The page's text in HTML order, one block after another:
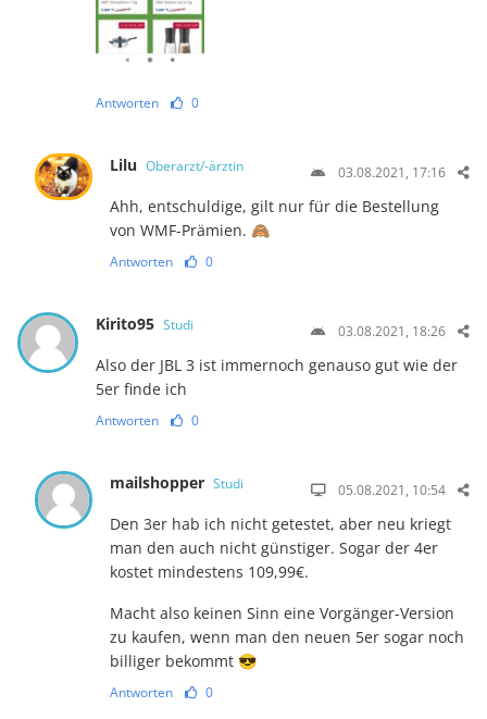
Antworten 0
Lilu Oberarzt/-ärztin 03.08.2021, 17:16
Ahh, entschuldige, gilt nur für die Bestellung
von WMF-Prämien. 🙈
Antworten 0
Kirito95 Studi 03.08.2021, 18:26
Also der JBL 3 ist immernoch genauso gut wie der
5er finde ich
Antworten 0
mailshopper Studi 05.08.2021, 10:54
Den 3er hab ich nicht getestet, aber neu kriegt
man den auch nicht günstiger. Sogar der 4er
kostet mindestens 109,99€.
Macht also keinen Sinn eine Vorgänger-Version
zu kaufen, wenn man den neuen 5er sogar noch
billiger bekommt 😎
Antworten 0